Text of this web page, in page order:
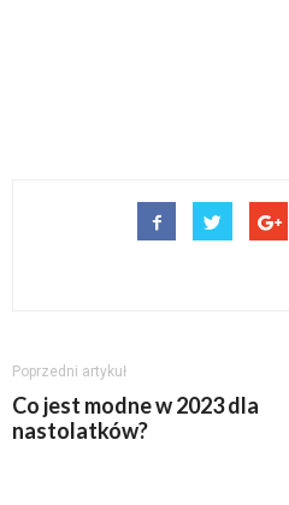
Poprzedni artykuł
Co jest modne w 2023 dla
nastolatków?